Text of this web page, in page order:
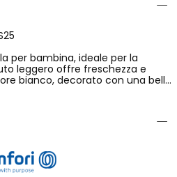
per bambina, ideale per la
leggero offre freschezza e
bianco, decorato con una bella
che gli conferisce un tocco
e una chiusura con bottoni,
in taglie per bambine dai 4 ai
perfettamente con pantaloncini